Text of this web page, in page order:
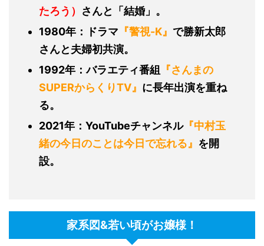
たろう） さんと「結婚」。
1980年：ドラマ 『警視-K』 で勝新太郎
さんと夫婦初共演。
1992年：バラエティ番組
『さんまの
SUPERからくりTV』 に長年出演を重ね
る。
2021年：YouTubeチャンネル『中村玉
緒の今日のことは今日で忘れる』 を開
設。
家系図&若い頃がお嬢様！